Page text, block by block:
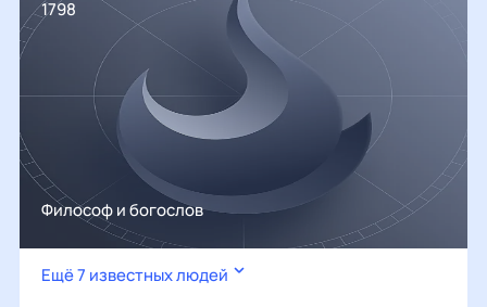
1798
Философ и богослов
Ещё 7 известных людей